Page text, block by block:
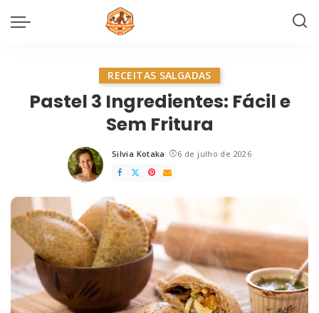
RECEITAS SALGADAS
Pastel 3 Ingredientes: Fácil e
Sem Fritura
Posted
by
Silvia Kotaka 6 de julho de 2026